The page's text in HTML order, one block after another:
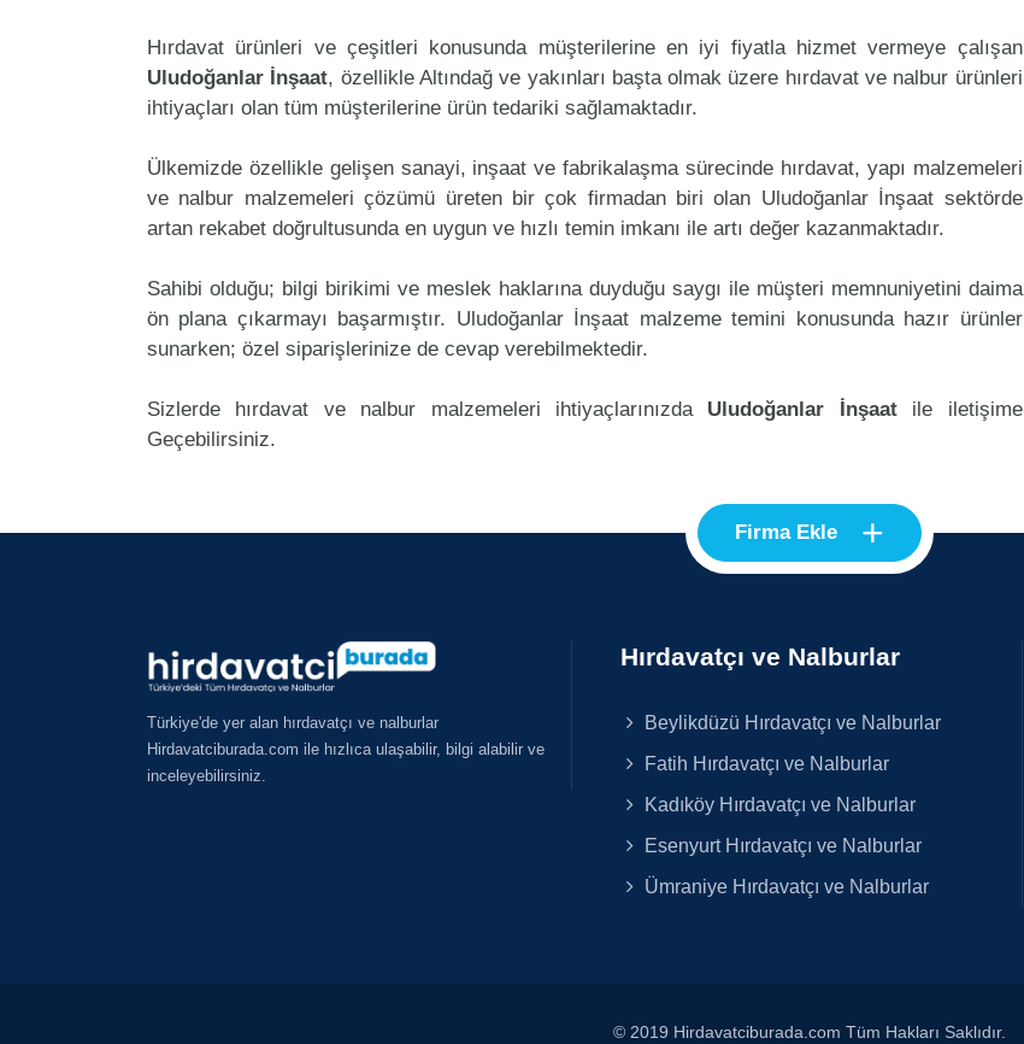
Hırdavat ürünleri ve çeşitleri konusunda müşterilerine en iyi fiyatla hizmet vermeye çalışan
Uludoğanlar İnşaat, özellikle Altındağ ve yakınları başta olmak üzere hırdavat ve nalbur ürünleri
ihtiyaçları olan tüm müşterilerine ürün tedariki sağlamaktadır.
Ülkemizde özellikle gelişen sanayi, inşaat ve fabrikalaşma sürecinde hırdavat, yapı malzemeleri
ve nalbur malzemeleri çözümü üreten bir çok firmadan biri olan Uludoğanlar İnşaat sektörde
artan rekabet doğrultusunda en uygun ve hızlı temin imkanı ile artı değer kazanmaktadır.
Sahibi olduğu; bilgi birikimi ve meslek haklarına duyduğu saygı ile müşteri memnuniyetini daima
ön plana çıkarmayı başarmıştır. Uludoğanlar İnşaat malzeme temini konusunda hazır ürünler
sunarken; özel siparişlerinize de cevap verebilmektedir.
Sizlerde hırdavat ve nalbur malzemeleri ihtiyaçlarınızda Uludoğanlar İnşaatile iletişime
Geçebilirsiniz.
Firma Ekle +
Türkiye'de yer alan hırdavatçı ve nalburlar
Hirdavatciburada.com ile hızlıca ulaşabilir, bilgi alabilir ve
inceleyebilirsiniz.
Hırdavatçı ve Nalburlar
Beylikdüzü Hırdavatçı ve Nalburlar
Fatih Hırdavatçı ve Nalburlar
Kadıköy Hırdavatçı ve Nalburlar
Esenyurt Hırdavatçı ve Nalburlar
Ümraniye Hırdavatçı ve Nalburlar
© 2019 Hirdavatciburada.com Tüm Hakları Saklıdır.